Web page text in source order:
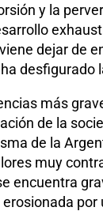
y la
dejar de
desfigurado
más
de la
de la
muy
encuentra